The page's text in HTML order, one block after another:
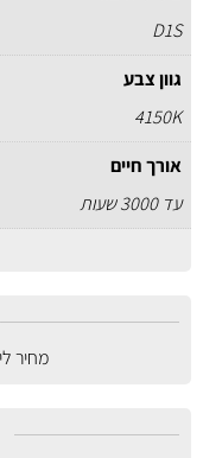
D1S
גוון צבע
4150K
אורך חיים
עד 3000 שעות
מחיר